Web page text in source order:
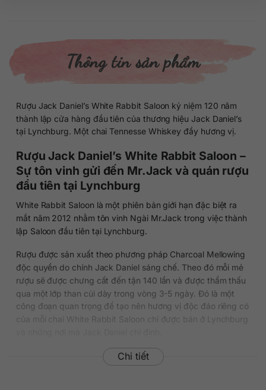
Thông tin sản phẩm
Rượu Jack Daniel’s White Rabbit Saloon kỷ niệm 120 năm
thành lập cửa hàng đầu tiên của thương hiệu Jack Daniel’s
tại Lynchburg. Một chai Tennesse Whiskey đầy hương vị.
Rượu Jack Daniel’s White Rabbit Saloon –
Sự tôn vinh gửi đến Mr.Jack và quán rượu
đầu tiên tại Lynchburg
White Rabbit Saloon là một phiên bản giới hạn đặc biệt ra
mắt năm 2012 nhằm tôn vinh Ngài Mr.Jack trong việc thành
lập Saloon đầu tiên tại Lynchburg.
Rượu được sản xuất theo phương pháp Charcoal Mellowing
độc quyền do chính Jack Daniel sáng chế. Theo đó mỗi mẻ
rượu sẽ được chưng cất đến tận 140 lần và được thẩm thấu
qua một lớp than củi dày trong vòng 3-5 ngày. Đó là một
công đoạn quan trọng để tạo nên hương vị độc đáo riêng có
của mỗi chai White Rabbit Saloon chỉ được bán ở Lynchburg
Hiện tại bạn có thể mua nó tại Việt Nam với mức giá khoảng
1.550.000 đồng/chai 700ml tùy địa chỉ phân phối và số
Chi tiết